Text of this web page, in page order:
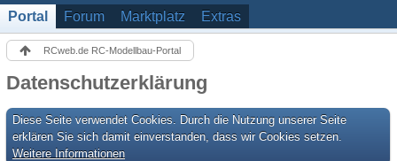
Portal Forum Marktplatz Extras
RCweb.de RC-Modellbau-Portal
Datenschutzerklärung
Diese Seite verwendet Cookies. Durch die Nutzung unserer Seite
erklären Sie sich damit einverstanden, dass wir Cookies setzen.
Weitere Informationen